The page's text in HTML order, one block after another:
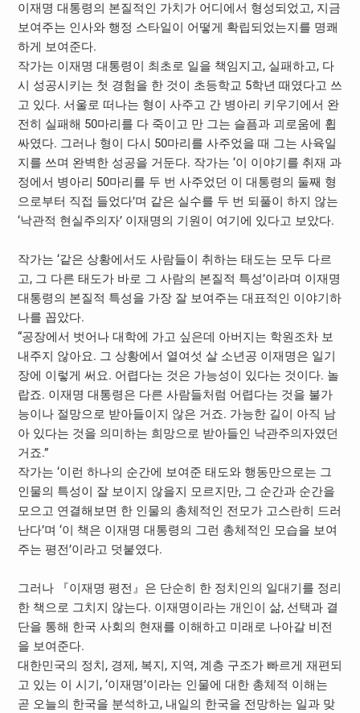
이재명 대통령의 본질적인 가치가 어디에서 형성되었고, 지금
보여주는 인사와 행정 스타일이 어떻게 확립되었는지를 명쾌
하게 보여준다.
작가는 이재명 대통령이 최초로 일을 책임지고, 실패하고, 다
시 성공시키는 첫 경험을 한 것이 초등학교 5학년 때였다고 쓰
고 있다. 서울로 떠나는 형이 사주고 간 병아리 키우기에서 완
전히 실패해 50마리를 다 죽이고 만 그는 슬픔과 괴로움에 휩
싸였다. 그러나 형이 다시 50마리를 사주었을 때 그는 사육일
지를 쓰며 완벽한 성공을 거둔다. 작가는 ‘이 이야기를 취재 과
정에서 병아리 50마리를 두 번 사주었던 이 대통령의 둘째 형
으로부터 직접 들었다’며 같은 실수를 두 번 되풀이 하지 않는
‘낙관적 현실주의자’ 이재명의 기원이 여기에 있다고 보았다.
작가는 ‘같은 상황에서도 사람들이 취하는 태도는 모두 다르
고, 그 다른 태도가 바로 그 사람의 본질적 특성’이라며 이재명
대통령의 본질적 특성을 가장 잘 보여주는 대표적인 이야기하
나를 꼽았다.
“공장에서 벗어나 대학에 가고 싶은데 아버지는 학원조차 보
내주지 않아요. 그 상황에서 열여섯 살 소년공 이재명은 일기
장에 이렇게 써요. 어렵다는 것은 가능성이 있다는 것이다. 놀
랍죠. 이재명 대통령은 다른 사람들처럼 어렵다는 것을 불가
능이나 절망으로 받아들이지 않은 거죠. 가능한 길이 아직 남
아 있다는 것을 의미하는 희망으로 받아들인 낙관주의자였던
거죠.”
작가는 ‘이런 하나의 순간에 보여준 태도와 행동만으로는 그
인물의 특성이 잘 보이지 않을지 모르지만, 그 순간과 순간을
모으고 연결해보면 한 인물의 총체적인 전모가 고스란히 드러
난다’며 ‘이 책은 이재명 대통령의 그런 총체적인 모습을 보여
주는 평전’이라고 덧붙였다.
그러나 『이재명 평전』은 단순히 한 정치인의 일대기를 정리
한 책으로 그치지 않는다. 이재명이라는 개인이 삶, 선택과 결
단을 통해 한국 사회의 현재를 이해하고 미래로 나아갈 비전
을 보여준다.
대한민국의 정치, 경제, 복지, 지역, 계층 구조가 빠르게 재편되
고 있는 이 시기, ‘이재명’이라는 인물에 대한 총체적 이해는
곧 오늘의 한국을 분석하고, 내일의 한국을 전망하는 일과 맞